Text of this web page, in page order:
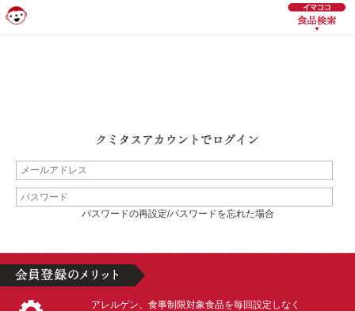
パスワードの再設定/パスワードを忘れた場合
アレルゲン、食事制限対象食品を毎回設定しなく